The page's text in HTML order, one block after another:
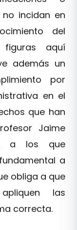
incidan en
del
aquí
además un
por
en el
que han
Jaime
a los que
a
obliga a que
las
correcta.